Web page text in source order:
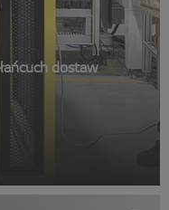
dostaw